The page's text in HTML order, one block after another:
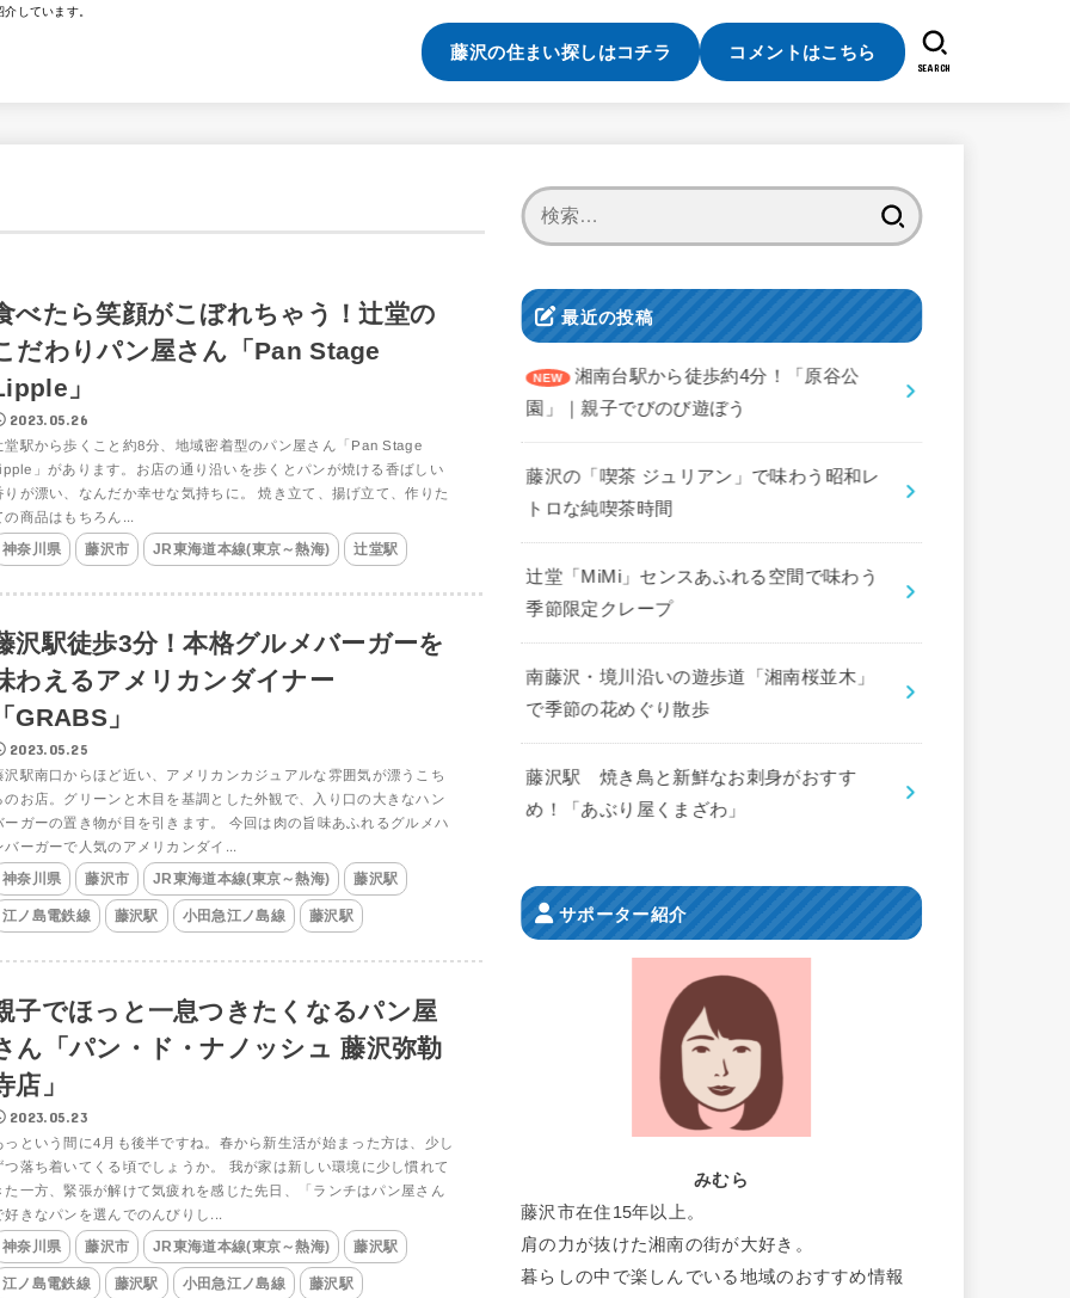
しています。
藤沢の住まい探しはコチラ コメントはこちら
SEARCH
べたら笑顔がこぼれちゃう！辻堂の
だわりパン屋さん「Pan Stage
」
2023.05.26
堂駅から歩くこと約8分、地域密着型のパン屋さん「Pan Stage
」があります。お店の通り沿いを歩くとパンが焼ける香ばしい
りが漂い、なんだか幸せな気持ちに。 焼き立て、揚げ立て、作りた
の商品はもちろん...
神奈川県 藤沢市 JR東海道本線(東京～熱海) 辻堂駅
沢駅徒歩3分！本格グルメバーガーを
わえるアメリカンダイナー
GRABS」
2023.05.25
沢駅南口からほど近い、アメリカンカジュアルな雰囲気が漂うこち
のお店。グリーンと木目を基調とした外観で、入り口の大きなハン
ーガーの置き物が目を引きます。 今回は肉の旨味あふれるグルメハ
バーガーで人気のアメリカンダイ...
神奈川県 藤沢市 JR東海道本線(東京～熱海) 藤沢駅
江ノ島電鉄線 藤沢駅 小田急江ノ島線 藤沢駅
子でほっと一息つきたくなるパン屋
ん「パン・ド・ナノッシュ 藤沢弥勒
店」
2023.05.23
っという間に4月も後半ですね。春から新生活が始まった方は、少し
つ落ち着いてくる頃でしょうか。 我が家は新しい環境に少し慣れて
た一方、緊張が解けて気疲れを感じた先日、「ランチはパン屋さん
好きなパンを選んでのんびりし...
神奈川県 藤沢市 JR東海道本線(東京～熱海) 藤沢駅
江ノ島電鉄線 藤沢駅 小田急江ノ島線 藤沢駅
最近の投稿
湘南台駅から徒歩約4分！「原谷公
園」｜親子でびのび遊ぼう
藤沢の「喫茶 ジュリアン」で味わう昭和レ
トロな純喫茶時間
辻堂「MiMi」センスあふれる空間で味わう
季節限定クレープ
南藤沢・境川沿いの遊歩道「湘南桜並木」
で季節の花めぐり散歩
藤沢駅 焼き鳥と新鮮なお刺身がおすす
め！「あぶり屋くまざわ」
サポーター紹介
みむら
藤沢市在住15年以上。
肩の力が抜けた湘南の街が大好き。
暮らしの中で楽しんでいる地域のおすすめ情報